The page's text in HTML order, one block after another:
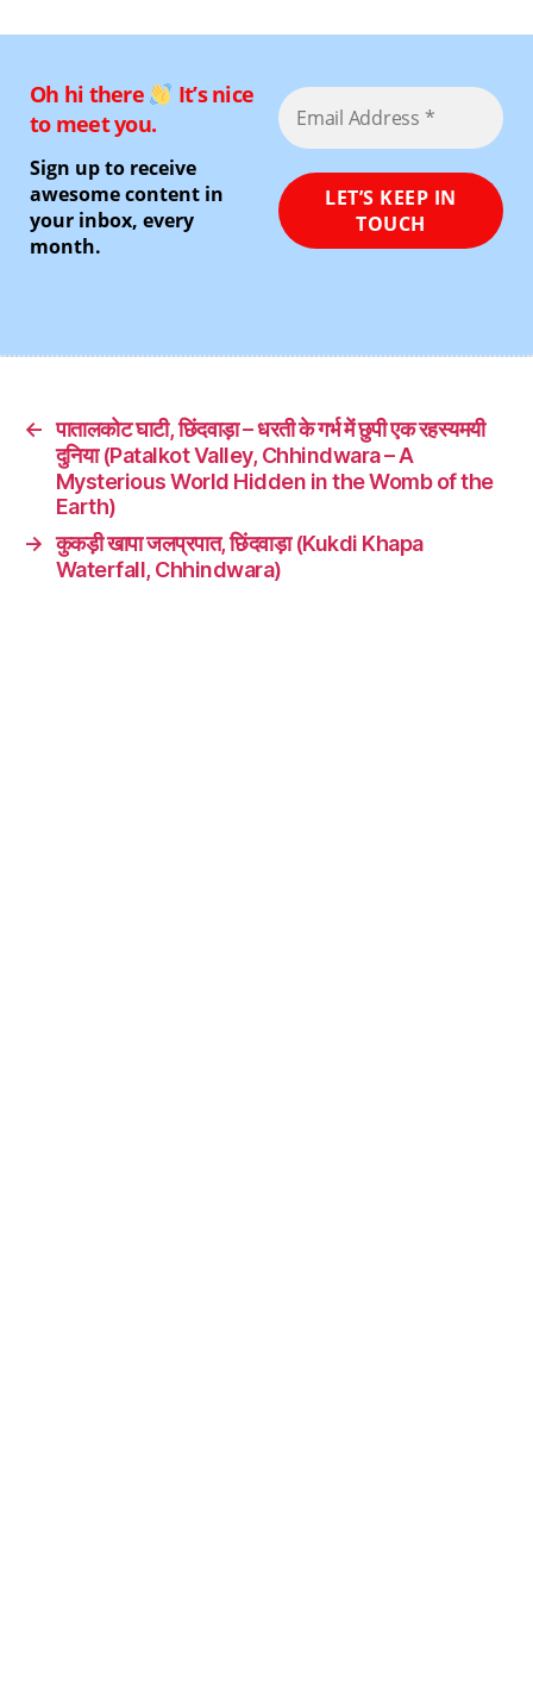
Oh hi there
It’s nice
to meet you.
Sign up to receive
awesome content in
your inbox, every
month.
← पातालकोट घाटी, छिंदवाड़ा – धरती के गर्भ में छुपी एक रहस्यमयी
दुनिया (Patalkot Valley, Chhindwara – A
Mysterious World Hidden in the Womb of the
Earth)
→ कुकड़ी खापा जलप्रपात, छिंदवाड़ा (Kukdi Khapa
Waterfall, Chhindwara)